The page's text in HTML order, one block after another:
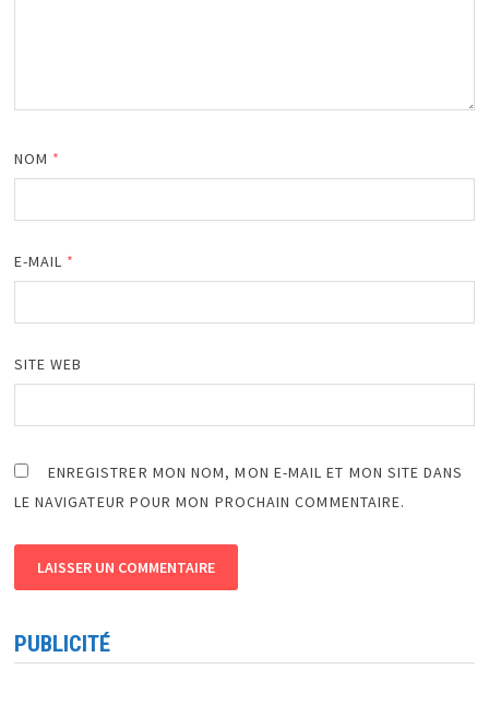
NOM *
E-MAIL *
SITE WEB
ENREGISTRER MON NOM, MON E-MAIL ET MON SITE DANS
LE NAVIGATEUR POUR MON PROCHAIN COMMENTAIRE.
PUBLICITÉ